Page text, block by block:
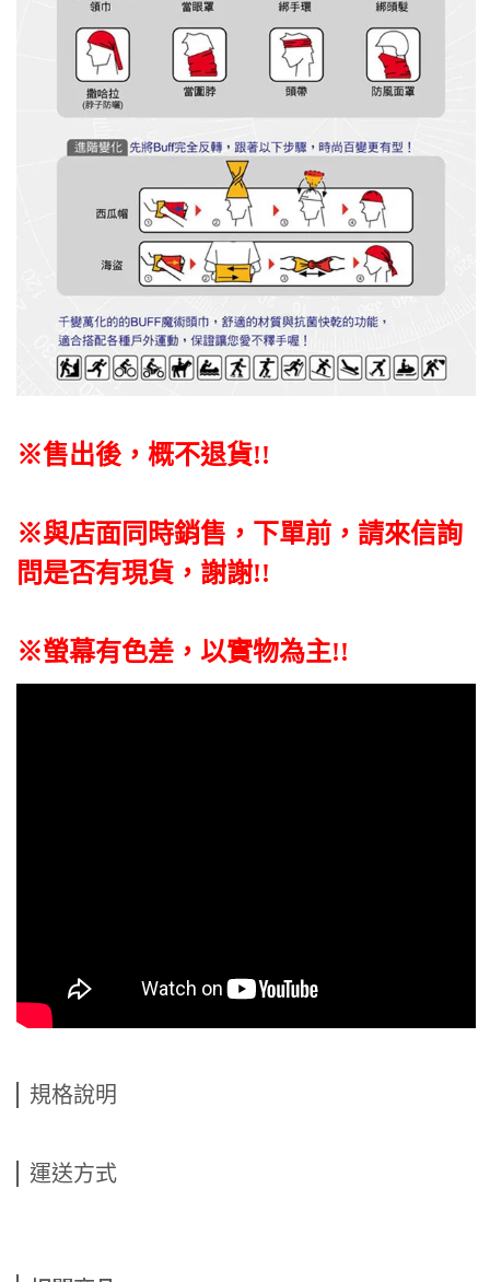
※售出後，概不退貨!!
※與店面同時銷售 ， 下單前 ， 請來信詢
問是否有現貨，謝謝!!
※螢幕有色差，以實物為主!!
規格說明
運送方式